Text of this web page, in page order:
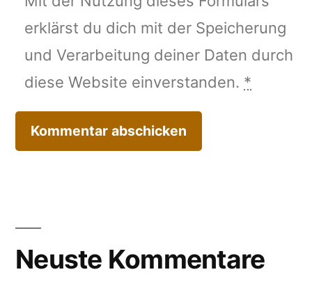
erklärst du dich mit der Speicherung
und Verarbeitung deiner Daten durch
diese Website einverstanden. *
Neuste Kommentare